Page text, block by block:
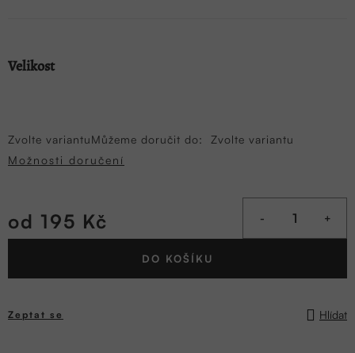
Velikost
Zvolte variantuMůžeme doručit do:
Zvolte variantu
Možnosti doručení
od 195 Kč
Měrná
DO KOŠÍKU
Zeptat se Hlídat